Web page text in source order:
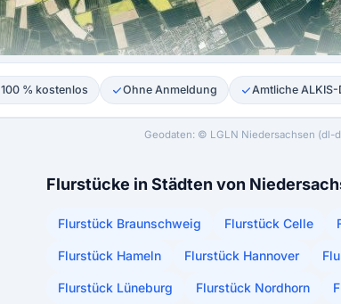
100 % kostenlos Ohne Anmeldung Amtliche ALKIS-
Geodaten: © LGLN Niedersachsen (dl-
Flurstücke in Städten von
Flurstück Braunschweig Flurstück Celle
Flurstück Hameln Flurstück Hannover
Flurstück Lüneburg Flurstück Nordhorn